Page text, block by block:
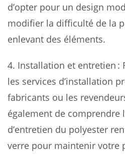
d’opter pour un design
modifier la difficulté de la
enlevant des éléments.
4. Installation et entretien :
les services d’installation
fabricants ou les
également de comprendre
d’entretien du polyester
verre pour maintenir votre